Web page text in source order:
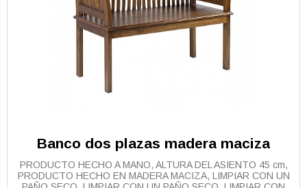
Banco dos plazas madera maciza
PRODUCTO HECHO A MANO, ALTURA DEL ASIENTO 45 cm,
PRODUCTO HECHO EN MADERA MACIZA, LIMPIAR CON UN